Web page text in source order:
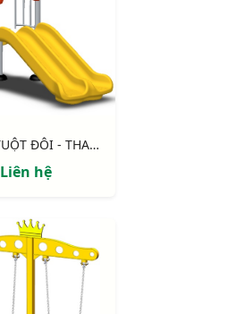
CẦU TUỘT ĐÔI - THANG NHỰA NIK5231A
Liên hệ